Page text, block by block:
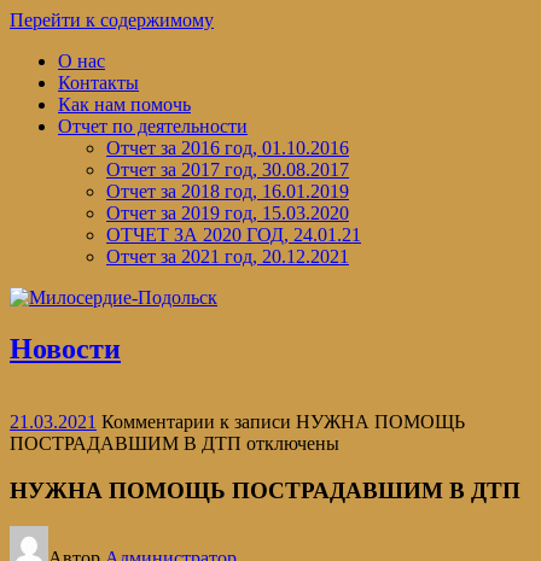
Перейти к содержимому
О нас
Контакты
Как нам помочь
Отчет по деятельности
Отчет за 2016 год, 01.10.2016
Отчет за 2017 год, 30.08.2017
Отчет за 2018 год, 16.01.2019
Отчет за 2019 год, 15.03.2020
ОТЧЕТ ЗА 2020 ГОД, 24.01.21
Отчет за 2021 год, 20.12.2021
Новости
21.03.2021 Комментарии к записи НУЖНА ПОМОЩЬ
ПОСТРАДАВШИМ В ДТП отключены
НУЖНА ПОМОЩЬ ПОСТРАДАВШИМ В ДТП